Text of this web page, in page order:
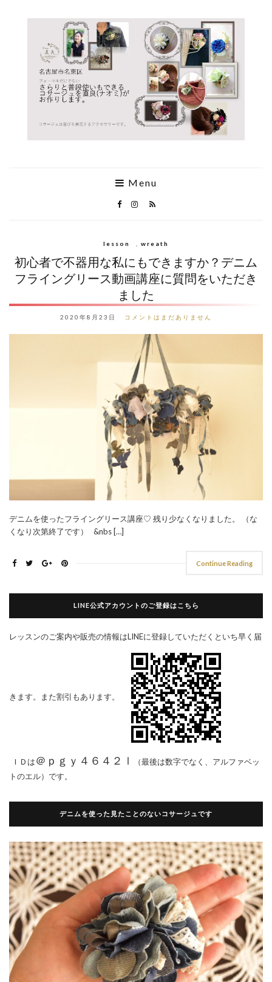
Menu
lesson wreath
初心者で不器用な私にもできますか？デニム
フライングリース動画講座に質問をいただき
ました
2020年8月23日 コメントはまだありません
デニムを使ったフライングリース講座♡ 残り少なくなりました。 （な
くなり次第終了です） &nbs […]
Continue Reading
LINE公式アカウントのご登録はこちら
レッスンのご案内や販売の情報はLINEに登録していただくといち早く届
きます。また割引もあります。
ＩＤは ＠ｐｇｙ４６４２ｌ
（最後は数字でなく、アルファベッ
トのエル）です。
デニムを使った見たことのないコサージュです